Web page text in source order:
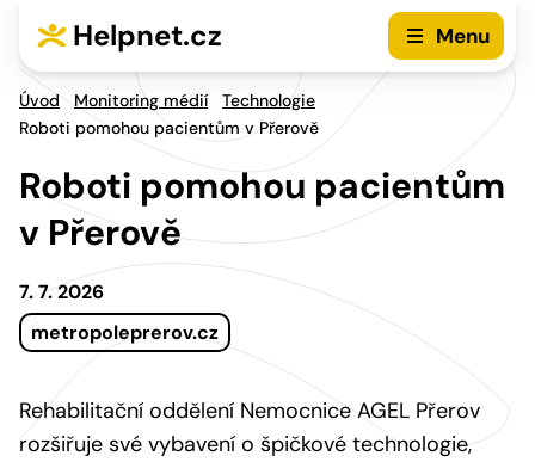
Helpnet.cz Menu
Úvod Monitoring médií
Technologie
Roboti pomohou pacientům v Přerově
Roboti pomohou pacientům
v Přerově
7. 7. 2026
metropoleprerov.cz
Rehabilitační oddělení Nemocnice AGEL Přerov
rozšiřuje své vybavení o špičkové technologie,